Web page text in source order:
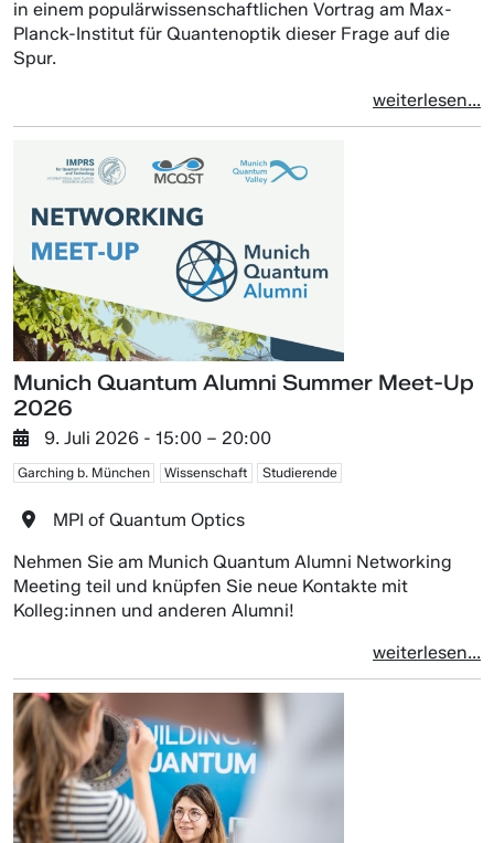
in einem populärwissenschaftlichen Vortrag am Max-
Planck-Institut für Quantenoptik dieser Frage auf die
Spur.
weiterlesen...
Munich Quantum Alumni Summer Meet-Up
2026
9. Juli 2026 - 15:00 – 20:00
Garching b. München Wissenschaft Studierende
MPI of Quantum Optics
Nehmen Sie am Munich Quantum Alumni Networking
Meeting teil und knüpfen Sie neue Kontakte mit
Kolleg:innen und anderen Alumni!
weiterlesen...